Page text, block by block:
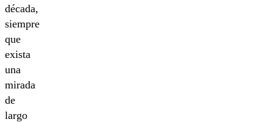
década,
siempre
que
exista
una
mirada
de
largo